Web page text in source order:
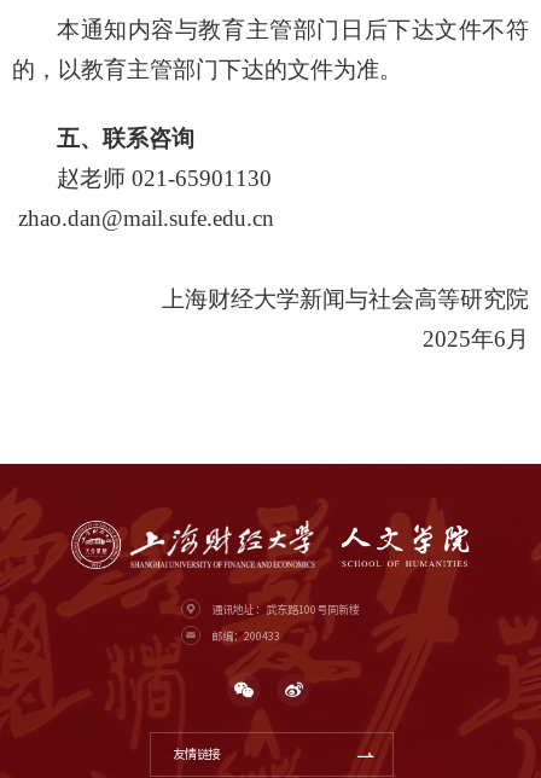
本通知内容与教育主管部门日后下达文件不符
的，以教育主管部门下达的文件为准。
五、联系咨询
赵老师 021-65901130
zhao.dan@mail.sufe.edu.cn
上海财经大学新闻与社会高等研究院
2025年6 月
通讯地址：武东路100号同新楼
邮编：200433
友情链接